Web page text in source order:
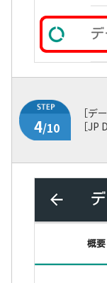
3/10
［デ
［JP